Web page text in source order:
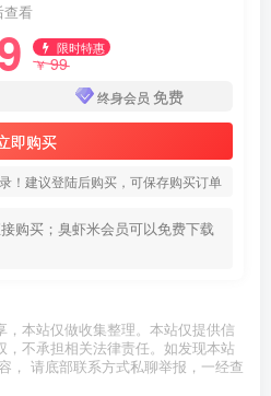
查看
限时特惠
￥99
终身会员 免费
即购买
！建议登陆后购买，可保存购买订单
购买；臭虾米会员可以免费下载
本站仅做收集整理。本站仅提供信
不承担相关法律责任。如发现本站
， 请底部联系方式私聊举报，一经查